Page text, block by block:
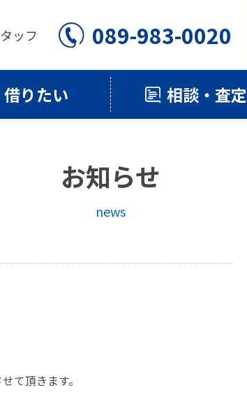
ッフ 089-983-0020
借りたい 相談・査定
お知らせ
news
て頂きます。